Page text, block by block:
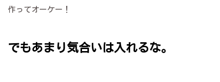
作ってオーケー！
でもあまり気合いは入れるな。